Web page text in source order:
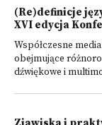
(Re)definicje
XVI edycja
Współczesne
obejmujące
dźwiękowe i